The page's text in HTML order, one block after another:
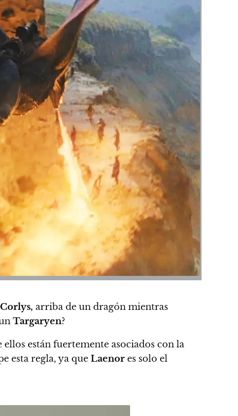
Corlys, arriba de un dragón mientras
Targaryen?
están fuertemente asociados con la
esta regla, ya que Laenor es solo el